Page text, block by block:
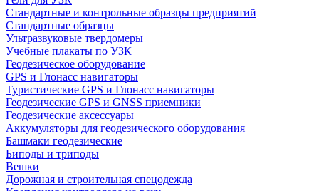
Стандартные и контрольные образцы предприятий
Стандартные образцы
Ультразвуковые твердомеры
Учебные плакаты по УЗК
Геодезическое оборудование
GPS и Глонасс навигаторы
Туристические GPS и Глонасс навигаторы
Геодезические GPS и GNSS приемники
Геодезические аксессуары
Аккумуляторы для геодезического оборудования
Башмаки геодезические
Биподы и триподы
Вешки
Дорожная и строительная спецодежда